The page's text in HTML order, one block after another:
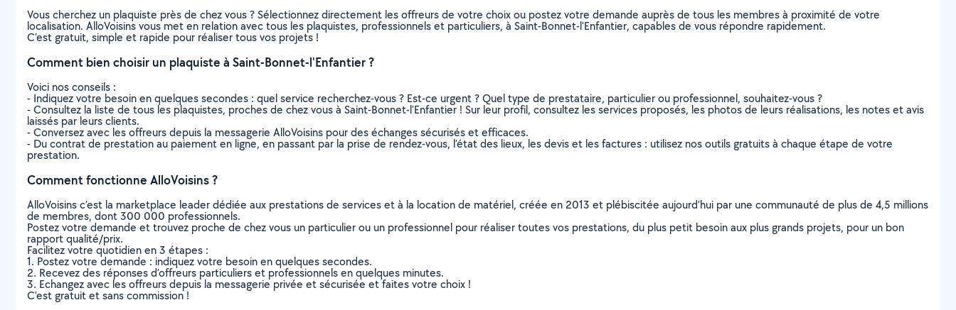
Vous cherchez un plaquiste près de chez vous ? Sélectionnez directement les offreurs de votre choix ou postez votre demande auprès de tous les membres à proximité de votre
localisation. AlloVoisins vous met en relation avec tous les plaquistes, professionnels et particuliers, à Saint-Bonnet-l'Enfantier, capables de vous répondre rapidement.
C’est gratuit, simple et rapide pour réaliser tous vos projets !
Comment bien choisir un plaquiste à Saint-Bonnet-l'Enfantier ?
Voici nos conseils :
- Indiquez votre besoin en quelques secondes : quel service recherchez-vous ? Est-ce urgent ? Quel type de prestataire, particulier ou professionnel, souhaitez-vous ?
- Consultez la liste de tous les plaquistes, proches de chez vous à Saint-Bonnet-l'Enfantier ! Sur leur profil, consultez les services proposés, les photos de leurs réalisations, les notes et avis
laissés par leurs clients.
- Conversez avec les offreurs depuis la messagerie AlloVoisins pour des échanges sécurisés et efficaces.
- Du contrat de prestation au paiement en ligne, en passant par la prise de rendez-vous, l’état des lieux, les devis et les factures : utilisez nos outils gratuits à chaque étape de votre
prestation.
Comment fonctionne AlloVoisins ?
AlloVoisins c’est la marketplace leader dédiée aux prestations de services et à la location de matériel, créée en 2013 et plébiscitée aujourd’hui par une communauté de plus de 4,5 millions
de membres, dont 300 000 professionnels.
Postez votre demande et trouvez proche de chez vous un particulier ou un professionnel pour réaliser toutes vos prestations, du plus petit besoin aux plus grands projets, pour un bon
rapport qualité/prix.
Facilitez votre quotidien en 3 étapes :
1. Postez votre demande : indiquez votre besoin en quelques secondes.
2. Recevez des réponses d’offreurs particuliers et professionnels en quelques minutes.
3. Echangez avec les offreurs depuis la messagerie privée et sécurisée et faites votre choix !
C’est gratuit et sans commission !